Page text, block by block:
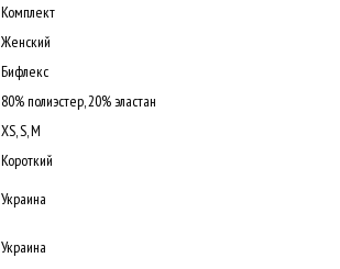
Комплект
Женский
Бифлекс
80% полиэстер, 20% эластан
XS, S, M
Короткий
Украина
Украина